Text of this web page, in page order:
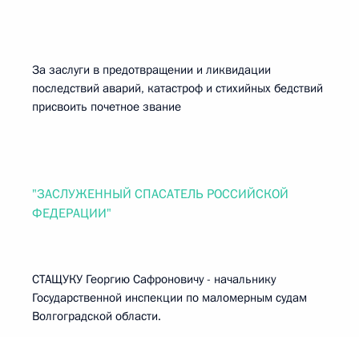
За заслуги в предотвращении и ликвидации
последствий аварий, катастроф и стихийных бедствий
присвоить почетное звание
"ЗАСЛУЖЕННЫЙ СПАСАТЕЛЬ РОССИЙСКОЙ
ФЕДЕРАЦИИ"
СТАЩУКУ Георгию Сафроновичу - начальнику
Государственной инспекции по маломерным судам
Волгоградской области.